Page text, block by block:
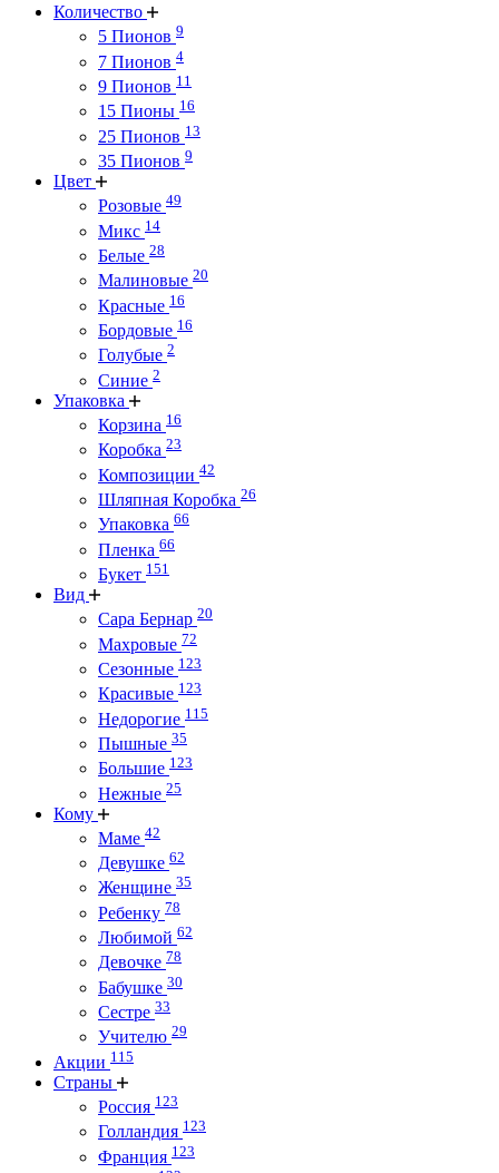
Количество
5 Пионов 9
7 Пионов 4
9 Пионов 11
15 Пионы 16
25 Пионов 13
35 Пионов 9
Цвет
Розовые 49
Микс 14
Белые 28
Малиновые 20
Красные 16
Бордовые 16
Голубые 2
Синие 2
Упаковка
Корзина 16
Коробка 23
Композиции 42
Шляпная Коробка 26
Упаковка 66
Пленка 66
Букет 151
Вид
Сара Бернар 20
Махровые 72
Сезонные 123
Красивые 123
Недорогие 115
Пышные 35
Большие 123
Нежные 25
Кому
Маме 42
Девушке 62
Женщине 35
Ребенку 78
Любимой 62
Девочке 78
Бабушке 30
Сестре 33
Учителю 29
Акции 115
Страны
Россия 123
Голландия 123
Франция 123